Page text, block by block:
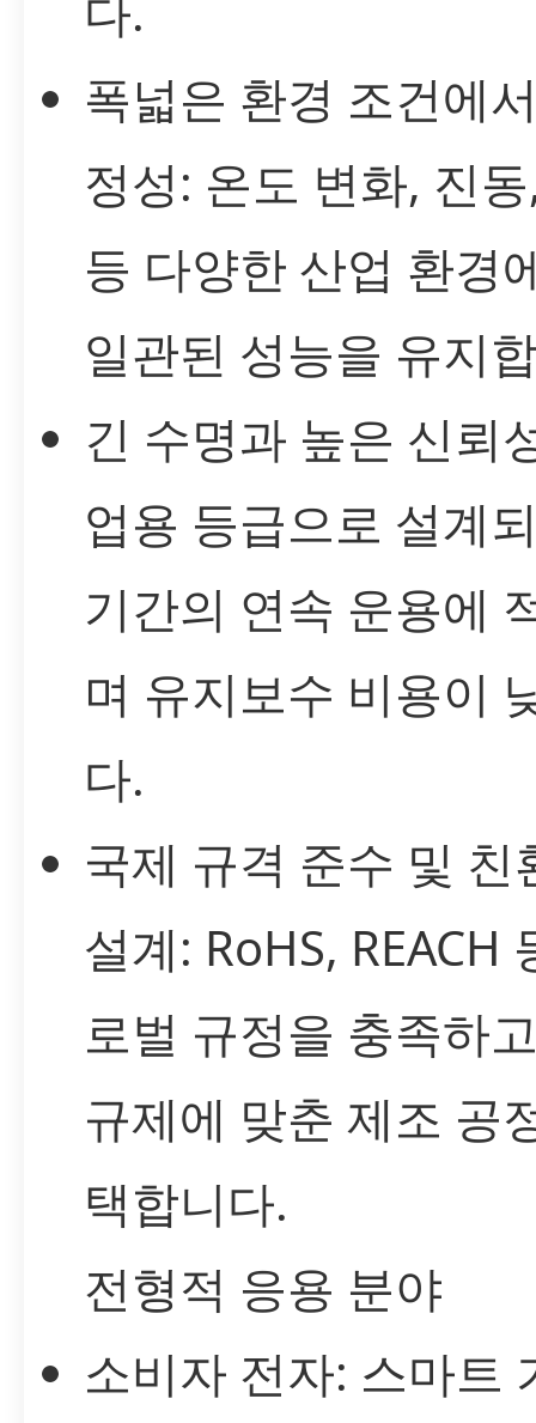
폭넓은 환경 조건에
정성: 온도 변화, 진
등 다양한 산업 환경
일관된 성능을 유지
긴 수명과 높은 신뢰
업용 등급으로 설계
기간의 연속 운용에
며 유지보수 비용이
다.
국제 규격 준수 및 친
설계: RoHS, REACH
로벌 규정을 충족하
규제에 맞춘 제조 공
택합니다.
전형적 응용 분야
소비자 전자: 스마트